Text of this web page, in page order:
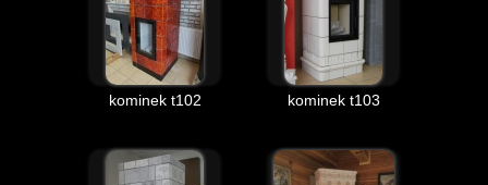
kominek t102 kominek t103